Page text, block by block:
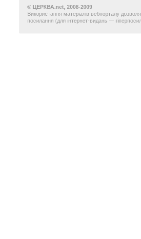
© ЦЕРКВА.net, 2008-2009
Використання матеріалів вебпорталу
посилання (для інтернет-видань —